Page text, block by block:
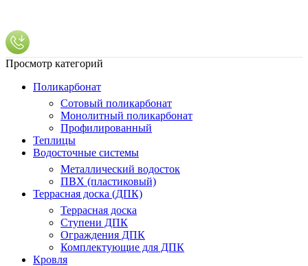
Просмотр категорий
Поликарбонат
Сотовый поликарбонат
Монолитный поликарбонат
Профилированный
Теплицы
Водосточные системы
Металлический водосток
ПВХ (пластиковый)
Террасная доска (ДПК)
Террасная доска
Ступени ДПК
Ограждения ДПК
Комплектующие для ДПК
Кровля